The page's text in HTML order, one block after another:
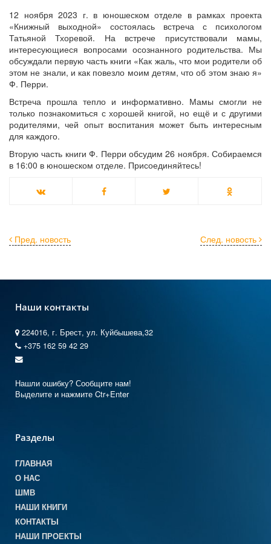
12 ноября 2023 г. в юношеском отделе в рамках проекта
«Книжный выходной» состоялась встреча с психологом
Татьяной Тхоревой. На встрече присутствовали мамы,
интересующиеся вопросами осознанного родительства. Мы
обсуждали первую часть книги «Как жаль, что мои родители об
этом не знали, и как повезло моим детям, что об этом знаю я»
Ф. Перри.
Встреча прошла тепло и информативно. Мамы смогли не
только познакомиться с хорошей книгой, но ещё и с другими
родителями, чей опыт воспитания может быть интересным
для каждого.
Вторую часть книги Ф. Перри обсудим 26 ноября. Собираемся
в 16:00 в юношеском отделе. Присоединяйтесь!
След. новость
Пред. новость
Наши контакты
224016, г. Брест, ул. Куйбышева,32
+375 162 59 42 29
Нашли ошибку? Сообщите нам!
Выделите и нажмите Ctr+Enter
Разделы
ГЛАВНАЯ
О НАС
ШМВ
НАШИ КНИГИ
КОНТАКТЫ
НАШИ ПРОЕКТЫ